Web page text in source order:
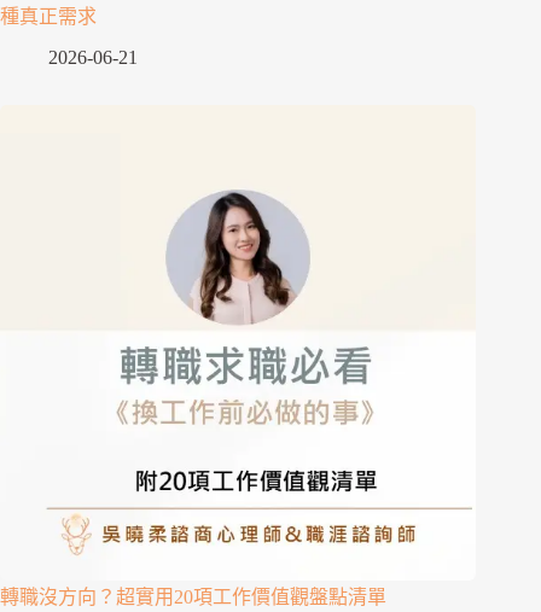
種真正需求
2026-06-21
轉職沒方向？超實用20項工作價值觀盤點清單